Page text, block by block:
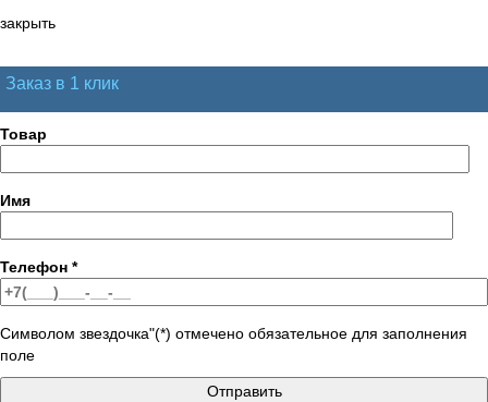
закрыть
Заказ в 1 клик
Товар
Имя
Телефон *
Символом звездочка"(*) отмечено обязательное для заполнения
поле